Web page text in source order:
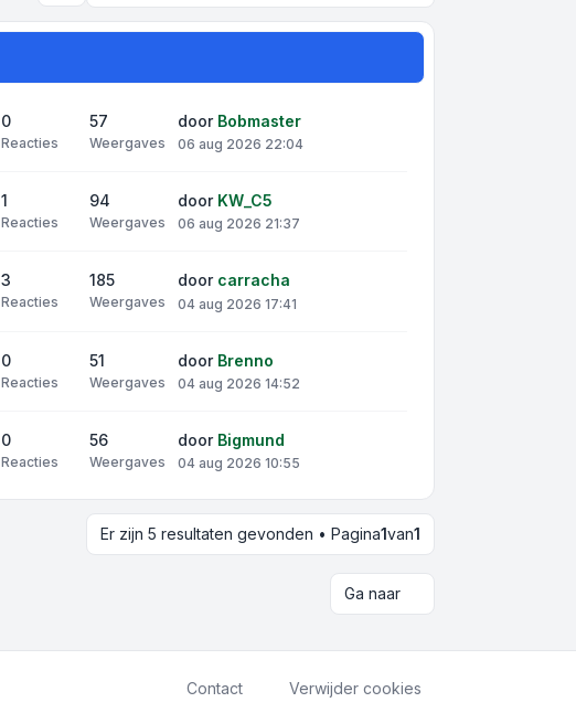
0
Reacties
57
Weergaves
door Bobmaster
06 aug 2026 22:04
1
Reacties
94
Weergaves
door KW_C5
06 aug 2026 21:37
3
Reacties
185
Weergaves
door carracha
04 aug 2026 17:41
0
Reacties
51
Weergaves
door Brenno
04 aug 2026 14:52
0
Reacties
56
Weergaves
door Bigmund
04 aug 2026 10:55
Er zijn 5 resultaten gevonden • Pagina1van1
Ga naar
Contact Verwijder cookies